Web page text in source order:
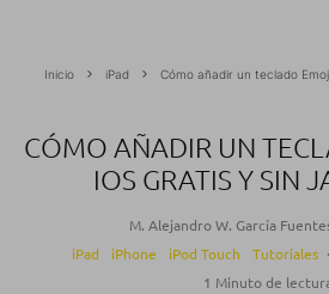
Inicio iPad Cómo añadir un teclado
CÓMO AÑADIR UN
IOS GRATIS Y SIN
M. Alejandro W. García
iPad
iPhone iPod Touch Tutoriales ·
1 Minuto de